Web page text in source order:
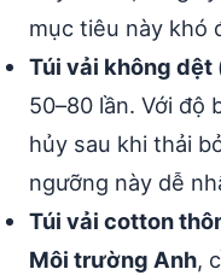
mục tiêu này khó
Túi vải không dệt
50–80 lần. Với độ
hủy sau khi thải
ngưỡng này dễ
Túi vải cotton
Môi trường Anh,